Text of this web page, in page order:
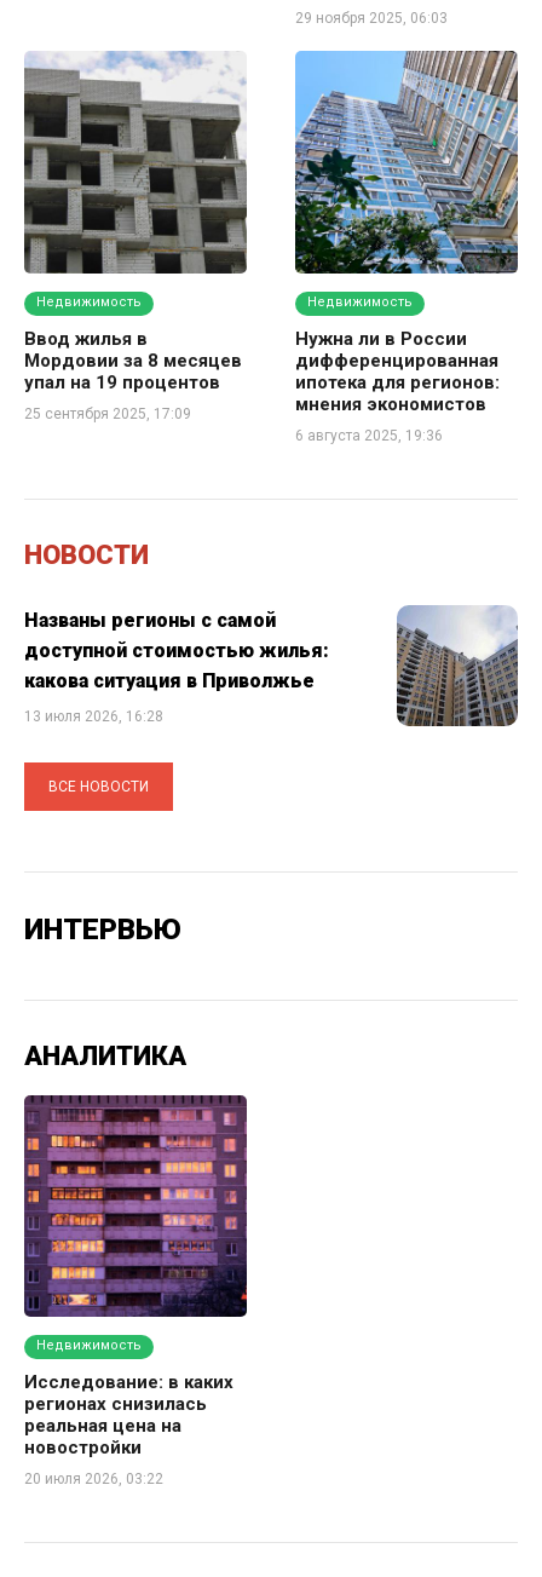
29 ноября 2025, 06:03
Недвижимость
Ввод жилья в
Мордовии за 8 месяцев
упал на 19 процентов
25 сентября 2025, 17:09
Недвижимость
Нужна ли в России
дифференцированная
ипотека для регионов:
мнения экономистов
6 августа 2025, 19:36
НОВОСТИ
Названы регионы с самой
доступной стоимостью жилья:
какова ситуация в Приволжье
13 июля 2026, 16:28
ВСЕ НОВОСТИ
ИНТЕРВЬЮ
АНАЛИТИКА
Недвижимость
Исследование: в каких
регионах снизилась
реальная цена на
новостройки
20 июля 2026, 03:22